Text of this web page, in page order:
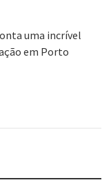
uma incrível
em Porto